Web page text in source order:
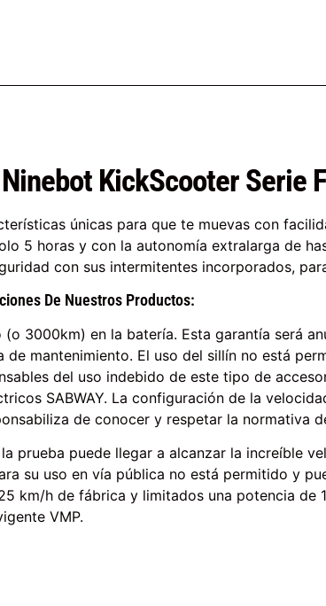
KickScooter Serie
únicas para que te muevas con
5 horas y con la autonomía extralarga de
con sus intermitentes incorporados,
De Nuestros Productos:
3000km) en la batería. Esta garantía será
mantenimiento. El uso del sillín no está
del uso indebido de este tipo de
SABWAY. La configuración de la
de conocer y respetar la normativa
prueba puede llegar a alcanzar la increíble
su uso en vía pública no está permitido y
km/h de fábrica y limitados una potencia de
VMP.